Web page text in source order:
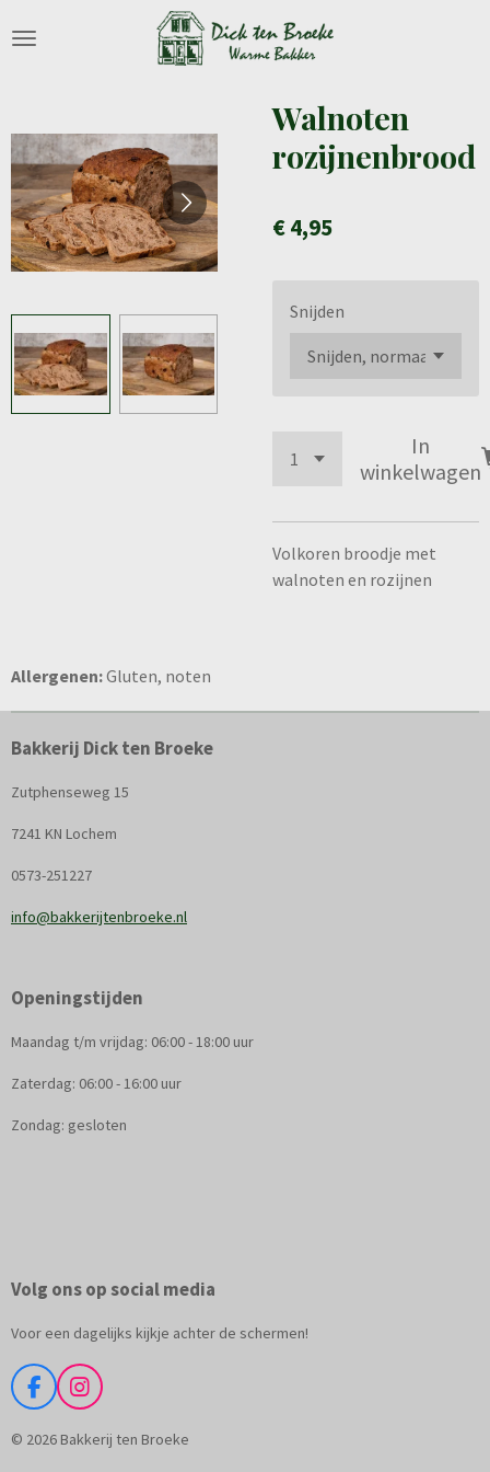
direct
Walnoten
rozijnenbrood
€ 4,95
Snijden
In
winkelwagen
Volkoren broodje met
walnoten en rozijnen
Allergenen:Gluten, noten
Bakkerij Dick ten Broeke
Zutphenseweg 15
7241 KN Lochem
0573-251227
info@bakkerijtenbroeke.nl
Openingstijden
Maandag t/m vrijdag: 06:00 - 18:00 uur
Zaterdag: 06:00 - 16:00 uur
Zondag: gesloten
Volg ons op social media
Voor een dagelijks kijkje achter de schermen!
F
a
c
I
n
s
© 2026 Bakkerij ten Broeke